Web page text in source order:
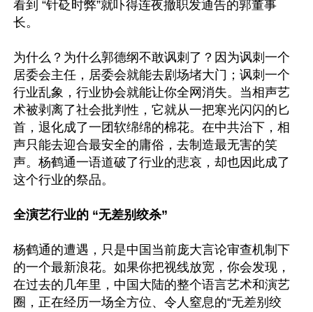
看到 “针砭时弊”就吓得连夜撤职发通告的郭董事
长。
为什么？为什么郭德纲不敢讽刺了？因为讽刺一个
居委会主任，居委会就能去剧场堵大门；讽刺一个
行业乱象，行业协会就能让你全网消失。当相声艺
术被剥离了社会批判性，它就从一把寒光闪闪的匕
首，退化成了一团软绵绵的棉花。在中共治下，相
声只能去迎合最安全的庸俗，去制造最无害的笑
声。杨鹤通一语道破了行业的悲哀，却也因此成了
这个行业的祭品。
全演艺行业的 “无差别绞杀”
杨鹤通的遭遇，只是中国当前庞大言论审查机制下
的一个最新浪花。如果你把视线放宽，你会发现，
在过去的几年里，中国大陆的整个语言艺术和演艺
圈，正在经历一场全方位、令人窒息的“无差别绞